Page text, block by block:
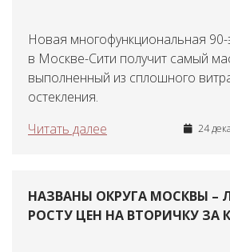
Новая многофункциональная
в Москве-Сити получит самый
выполненный из сплошного
остекления.
Читать далее
24
НАЗВАНЫ ОКРУГА МОСКВЫ –
РОСТУ ЦЕН НА ВТОРИЧКУ ЗА